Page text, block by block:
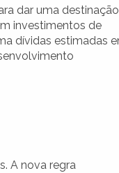
dar uma destinação
investimentos de
dívidas estimadas
A nova regra